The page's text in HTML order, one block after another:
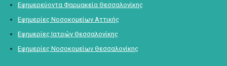
Εφημερεύοντα Φαρμακεία Θεσσαλονίκης
Εφημερίες Νοσοκομείων Αττικής
Εφημερίες Ιατρών Θεσσαλονίκης
Εφημερίες Νοσοκομείων Θεσσαλονίκης